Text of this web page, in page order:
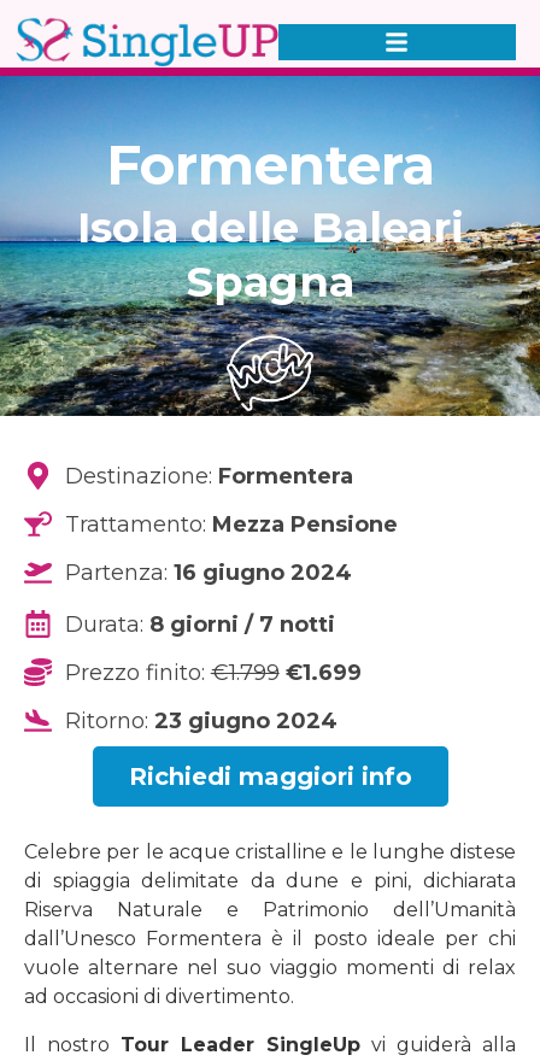
Formentera
Isola delle Baleari
Spagna
Destinazione: Formentera
Trattamento: Mezza Pensione
Partenza: 16 giugno 2024
Durata: 8 giorni / 7 notti
Prezzo finito:€1.799€1.699
Ritorno: 23 giugno 2024
Richiedi maggiori info
Celebre per le acque cristalline e le lunghe distese
di spiaggia delimitate da dune e pini, dichiarata
Riserva Naturale e Patrimonio dell’Umanità
dall’Unesco Formentera è il posto ideale per chi
vuole alternare nel suo viaggio momenti di relax
ad occasioni di divertimento.
Il nostro Tour Leader SingleUpvi guiderà alla